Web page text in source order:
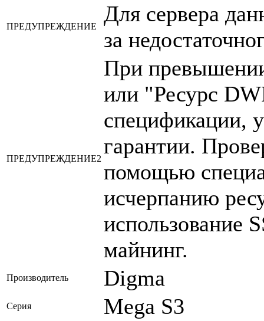
ПРЕДУПРЕЖДЕНИЕ
Для сервера
за
ПРЕДУПРЕЖДЕНИЕ2
При
или "Ресурс
спецификации,
гарантии.
помощью
исчерпанию
использование
майнинг.
Производитель Digma
Серия Mega S3